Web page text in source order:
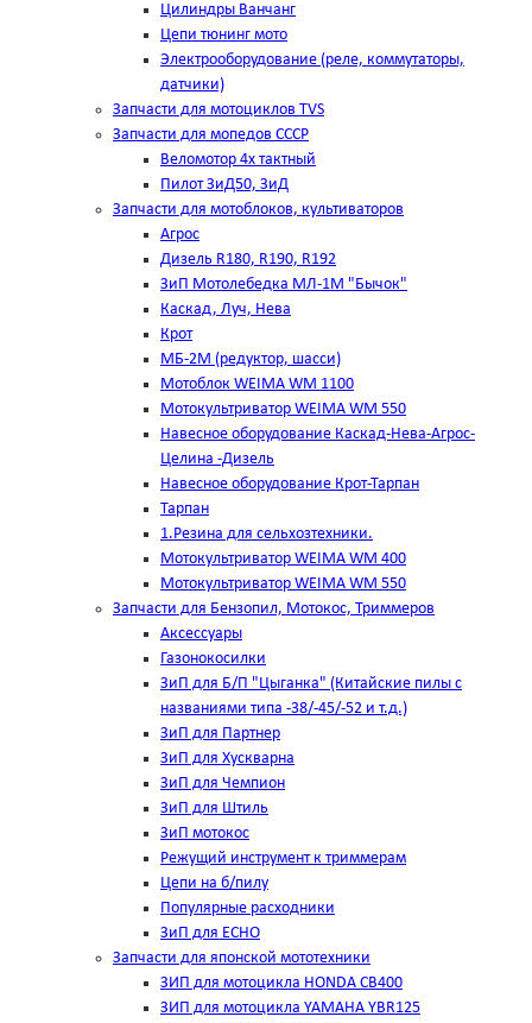
Цилиндры Ванчанг
Цепи тюнинг мото
Электрооборудование (реле, коммутаторы,
датчики)
Запчасти для мотоциклов TVS
Запчасти для мопедов СССР
Веломотор 4х тактный
Пилот ЗиД50, ЗиД
Запчасти для мотоблоков, культиваторов
Агрос
Дизель R180, R190, R192
ЗиП Мотолебедка МЛ-1М "Бычок"
Каскад, Луч, Нева
Крот
МБ-2М (редуктор, шасси)
Мотоблок WEIMA WM 1100
Мотокультриватор WEIMA WM 550
Навесное оборудование Каскад-Нева-Агрос-
Целина -Дизель
Навесное оборудование Крот-Тарпан
Тарпан
1.Резина для сельхозтехники.
Мотокультриватор WEIMA WM 400
Мотокультриватор WEIMA WM 550
Запчасти для Бензопил, Мотокос, Триммеров
Аксессуары
Газонокосилки
ЗиП для Б/П "Цыганка" (Китайские пилы с
названиями типа -38/-45/-52 и т.д.)
ЗиП для Партнер
ЗиП для Хускварна
ЗиП для Чемпион
ЗиП для Штиль
ЗиП мотокос
Режущий инструмент к триммерам
Цепи на б/пилу
Популярные расходники
ЗиП для ЕСНО
Запчасти для японской мототехники
ЗИП для мотоцикла HONDA CB400
ЗИП для мотоцикла YAMAHA YBR125